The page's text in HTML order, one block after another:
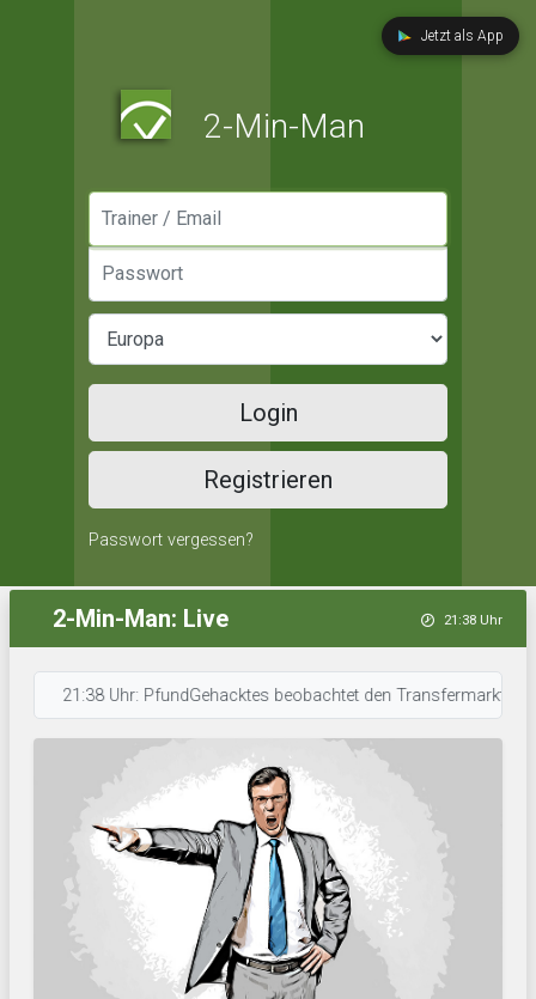
Jetzt als App
2-Min-Man
Login
Registrieren
Passwort vergessen?
2-Min-Man: Live 21:38 Uhr
21:38 Uhr: PfundGehacktes beobachtet den Transfermarkt. •